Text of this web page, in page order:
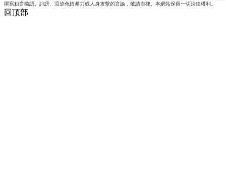
撰寫粗言穢語、誹謗、渲染色情暴力或人身攻擊的言論，敬請自律。本網站保留一切法律權利。
回頂部